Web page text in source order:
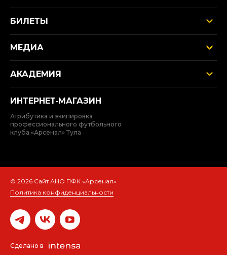
БИЛЕТЫ
МЕДИА
АКАДЕМИЯ
ИНТЕРНЕТ‑МАГАЗИН
Атрибутика и экипировка
профессионального футбольного
клуба «Арсенал» Тула
© 2026 Сайт АНО ПФК «Арсенал»
Политика конфиденциальности
Сделано в